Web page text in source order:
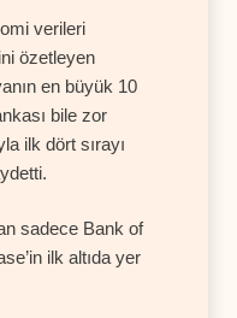
verileri
özetleyen
en büyük 10
bile zor
ilk dört sırayı
sadece Bank of
ilk altıda yer